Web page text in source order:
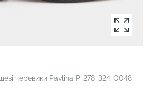
черевики Pavlina P-278-324-0048